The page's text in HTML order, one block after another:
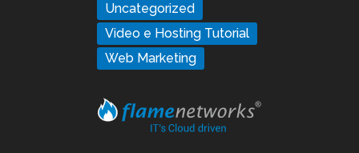
Uncategorized
Video e Hosting Tutorial
Web Marketing